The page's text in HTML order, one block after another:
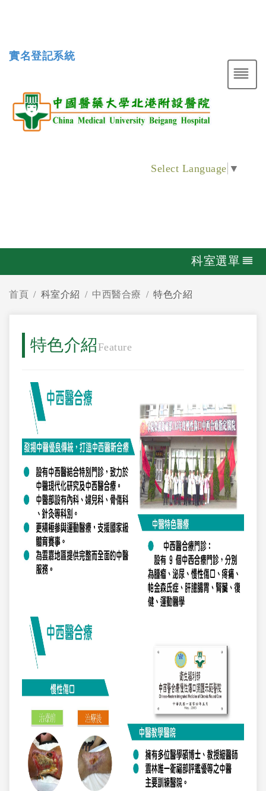
實名登記系統
Select Language ▼
科室選單
首頁 科室介紹 中西醫合療 特色介紹
特色介紹 Feature